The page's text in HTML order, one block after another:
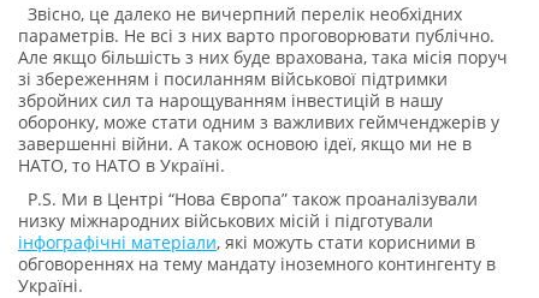
Звісно, це далеко не вичерпний перелік необхідних
параметрів. Не всі з них варто проговорювати публічно.
Але якщо більшість з них буде врахована, така місія поруч
зі збереженням і посиланням військової підтримки
збройних сил та нарощуванням інвестицій в нашу
оборонку, може стати одним з важливих геймченджерів у
завершенні війни. А також основою ідеї, якщо ми не в
НАТО, то НАТО в Україні.
P.S. Ми в Центрі “Нова Європа” також проаналізували
низку міжнародних військових місій і підготували
інфографічні матеріали, які можуть стати корисними в
обговореннях на тему мандату іноземного контингенту в
Україні.